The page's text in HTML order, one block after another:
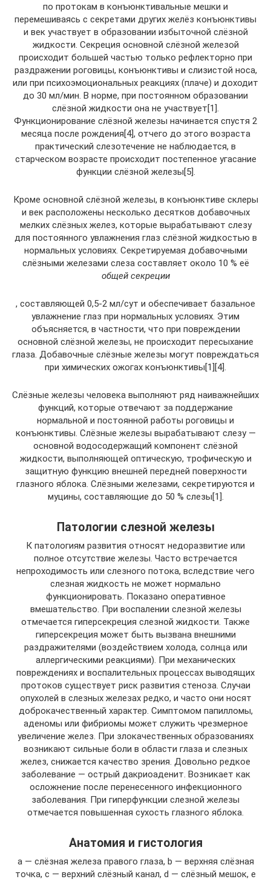
по протокам в конъюнктивальные мешки и
перемешиваясь с секретами других желёз конъюнктивы
и век участвует в образовании избыточной слёзной
жидкости. Секреция основной слёзной железой
происходит большей частью только рефлекторно при
раздражении роговицы, конъюнктивы и слизистой носа,
или при психоэмоциональных реакциях (плаче) и доходит
до 30 мл/мин. В норме, при постоянном образовании
слёзной жидкости она не участвует[1].
Функционирование слёзной железы начинается спустя 2
месяца после рождения[4], отчего до этого возраста
практический слезотечение не наблюдается, в
старческом возрасте происходит постепенное угасание
функции слёзной железы[5].
Кроме основной слёзной железы, в конъюнктиве склеры
и век расположены несколько десятков добавочных
мелких слёзных желез, которые вырабатывают слезу
для постоянного увлажнения глаз слёзной жидкостью в
нормальных условиях. Секретируемая добавочными
слёзными железами слеза составляет около 10 % её
общей секреции
, составляющей 0,5-2 мл/сут и обеспечивает базальное
увлажнение глаз при нормальных условиях. Этим
объясняется, в частности, что при повреждении
основной слёзной железы, не происходит пересыхание
глаза. Добавочные слёзные железы могут повреждаться
при химических ожогах конъюнктивы[1][4].
Слёзные железы человека выполняют ряд наиважнейших
функций, которые отвечают за поддержание
нормальной и постоянной работы роговицы и
конъюнктивы. Слёзные железы вырабатывают слезу —
основной водосодержащий компонент слёзной
жидкости, выполняющей оптическую, трофическую и
защитную функцию внешней передней поверхности
глазного яблока. Слёзными железами, секретируются и
муцины, составляющие до 50 % слезы[1].
Патологии слезной железы
К патологиям развития относят недоразвитие или
полное отсутствие железы. Часто встречается
непроходимость или слезного потока, вследствие чего
слезная жидкость не может нормально
функционировать. Показано оперативное
вмешательство. При воспалении слезной железы
отмечается гиперсекреция слезной жидкости. Также
гиперсекреция может быть вызвана внешними
раздражителями (воздействием холода, солнца или
аллергическими реакциями). При механических
повреждениях и воспалительных процессах выводящих
протоков существует риск развития стеноза. Случаи
опухолей в слезных железах редко, и часто они носят
доброкачественный характер. Симптомом папилломы,
аденомы или фибриомы может служить чрезмерное
увеличение желез. При злокачественных образованиях
возникают сильные боли в области глаза и слезных
желез, снижается качество зрения. Довольно редкое
заболевание — острый дакриоаденит. Возникает как
осложнение после перенесенного инфекционного
заболевания. При гиперфункции слезной железы
отмечается повышенная сухость глазного яблока.
Анатомия и гистология
а — слёзная железа правого глаза, b — верхняя слёзная
точка, c — верхний слёзный канал, d — слёзный мешок, e